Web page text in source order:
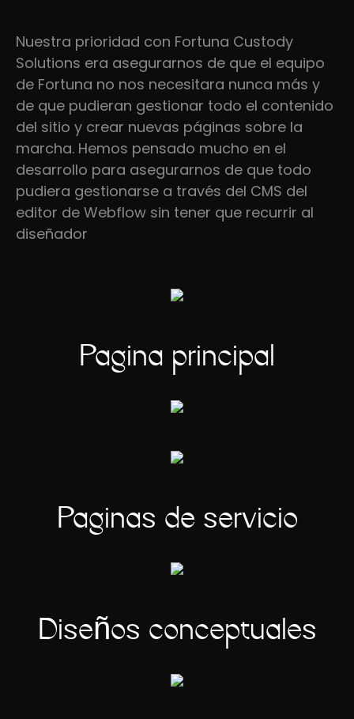
Nuestra prioridad con Fortuna Custody
Solutions era asegurarnos de que el equipo
de Fortuna no nos necesitara nunca más y
de que pudieran gestionar todo el contenido
del sitio y crear nuevas páginas sobre la
marcha. Hemos pensado mucho en el
desarrollo para asegurarnos de que todo
pudiera gestionarse a través del CMS del
editor de Webflow sin tener que recurrir al
diseñador
Página principal
Páginas de servicio
Diseños conceptuales